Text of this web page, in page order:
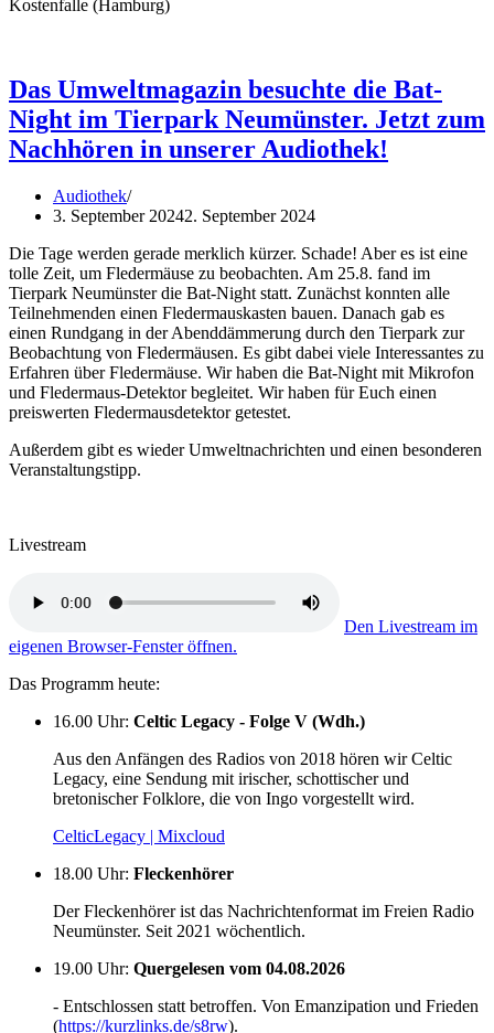
Kostenfalle (Hamburg)
Das Umweltmagazin besuchte die Bat-
Night im Tierpark Neumünster. Jetzt zum
Nachhören in unserer Audiothek!
Audiothek
3. September 20242. September 2024
Die Tage werden gerade merklich kürzer. Schade! Aber es ist eine
tolle Zeit, um Fledermäuse zu beobachten. Am 25.8. fand im
Tierpark Neumünster die Bat-Night statt. Zunächst konnten alle
Teilnehmenden einen Fledermauskasten bauen. Danach gab es
einen Rundgang in der Abenddämmerung durch den Tierpark zur
Beobachtung von Fledermäusen. Es gibt dabei viele Interessantes zu
Erfahren über Fledermäuse. Wir haben die Bat-Night mit Mikrofon
und Fledermaus-Detektor begleitet. Wir haben für Euch einen
preiswerten Fledermausdetektor getestet.
Außerdem gibt es wieder Umweltnachrichten und einen besonderen
Veranstaltungstipp.
Livestream
Den Livestream im
eigenen Browser-Fenster öffnen.
Das Programm heute:
16.00 Uhr: Celtic Legacy - Folge V (Wdh.)
Aus den Anfängen des Radios von 2018 hören wir Celtic
Legacy, eine Sendung mit irischer, schottischer und
bretonischer Folklore, die von Ingo vorgestellt wird.
CelticLegacy | Mixcloud
18.00 Uhr: Fleckenhörer
Der Fleckenhörer ist das Nachrichtenformat im Freien Radio
Neumünster. Seit 2021 wöchentlich.
19.00 Uhr: Quergelesen vom 04.08.2026
- Entschlossen statt betroffen. Von Emanzipation und Frieden
(https://kurzlinks.de/s8rw).